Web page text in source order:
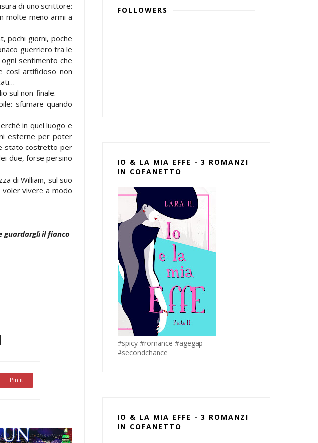
di uno scrittore:
molte meno armi a
pochi giorni, poche
guerriero tra le
sentimento che
così artificioso non
sul non-finale.
sfumare quando
in quel luogo e
esterne per poter
stato costretto per
due, forse persino
di William, sul suo
voler vivere a modo
guardargli il fianco
Pin it
FOLLOWERS
IO & LA MIA EFFE - 3 ROMANZI
IN COFANETTO
#spicy #romance #agegap
#secondchance
IO & LA MIA EFFE - 3 ROMANZI
IN COFANETTO